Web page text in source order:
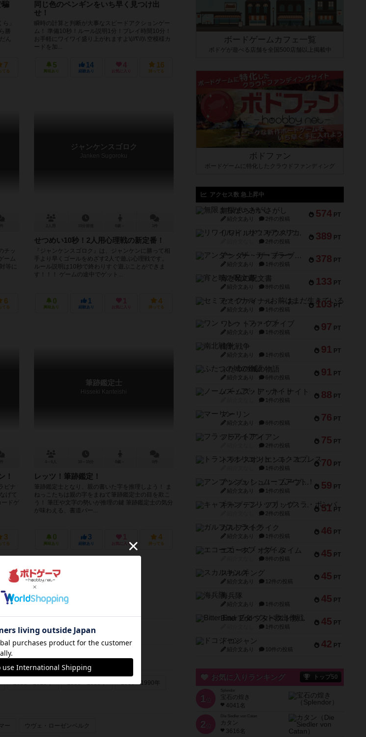
」
勝
ん
7
てる
同じ色のペンギンをいち早く見つけ出
せ！
瞬時の計算と判断が大事なスピードアクションゲー
ム！ 準備10秒！ルール説明1分！プレイ時間10分！
お手軽にワイワイ盛り上がれますよ\(//∇//)\ 空模様カ
ードを加...
5
興味あり
14
経験あり
4
お気に入り
16
持ってる
チッ
ーム
等に
6
てる
ジャンケンスゴロク
Janken Sugoroku
せつめい10秒！2人用心理戦の新定番！
『ジャンケンスゴロク』は、ジャンケンに勝って相
手より早くゴールをめざす2人で遊ぶ心理戦です。
ルール説明は10秒で終わりすぐ遊ぶことができま
す！！！ ゲームの途中でゲット...
0
興味あり
1
経験あり
1
お気に入り
4
持ってる
！
ビナ
げて
ドゲ
3
てる
筆跡鑑定士
Hisseki Kanteishi
レッツ！筆跡鑑定！
筆跡鑑定士となり、親の書いた字を推理しよう！ ま
ねっこたちは親の字をまねて筆跡鑑定士の目を欺こ
う！ 筆圧や文字の勢いが推理の鍵 筆跡鑑定士の気分
が味わえる、書道パー...
0
興味あり
3
経験あり
1
お気に入り
4
持ってる
ゲームマーケット大賞
1980〜1990年
ー ウヴェ・ローゼンベルク
ボードゲームカフェ一覧
ボドゲが遊べる店舗を全国500店舗以上掲載中
ボドファン
ボードゲームに特化したクラウドファンディング
アクセス数 急上昇中
574 PT
無限まちがいさがし
紹介文あり 2件の投稿
389 PT
リワイルド：サウスアメリカ
2件の投稿
378 PT
アンダー・ザ・テーブラー
紹介文あり 1件の投稿
133 PT
宵と暁の呪文書
紹介文あり 8件の投稿
103 PT
セミファイナル ～お前はまだ生きている～
紹介文あり 1件の投稿
97 PT
ワン・トゥ・ファイブ
紹介文あり 1件の投稿
91 PT
南北戦争
紹介文あり 1件の投稿
91 PT
ふたつの城の物語
紹介文あり 6件の投稿
88 PT
ノームズ・アット・ナイト
1件の投稿
76 PT
マーリン
紹介文あり 6件の投稿
75 PT
フラットアイアン
2件の投稿
70 PT
トランスオリエント・エクスプレス
1件の投稿
59 PT
アンブッシュ！：ムーブアウト！
紹介文あり 1件の投稿
51 PT
キャプテン・フリップ：イスラ・ボンバ
2件の投稿
46 PT
ガルフストライク
紹介文あり 1件の投稿
45 PT
エコーズ・オブ・タイム
8件の投稿
45 PT
スカルキング
紹介文あり 12件の投稿
45 PT
海兵隊
紹介文あり 1件の投稿
45 PT
Bitter End ブタペスト救出作戦
1件の投稿
42 PT
ドコジャン
紹介文あり 10件の投稿
お気に入りランキング トップ50
1 位
宝石の煌き
4041名
2 位
Die Siedler von Catan
カタン
3616名